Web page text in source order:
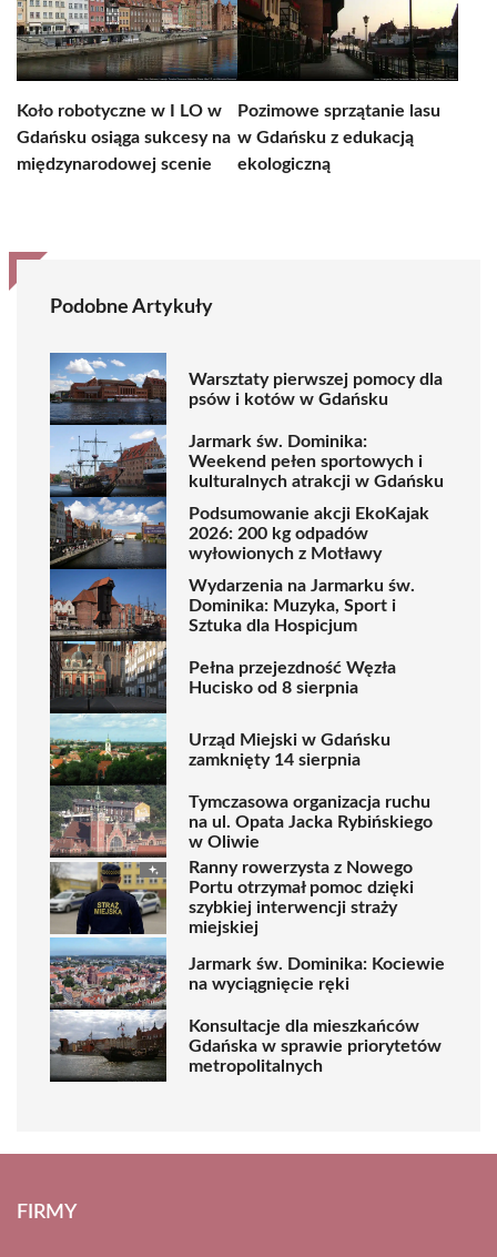
Koło robotyczne w I LO w
Gdańsku osiąga sukcesy na
międzynarodowej scenie
Pozimowe sprzątanie lasu
w Gdańsku z edukacją
ekologiczną
Podobne Artykuły
Warsztaty pierwszej pomocy dla
psów i kotów w Gdańsku
Jarmark św. Dominika:
Weekend pełen sportowych i
kulturalnych atrakcji w Gdańsku
Podsumowanie akcji EkoKajak
2026: 200 kg odpadów
wyłowionych z Motławy
Wydarzenia na Jarmarku św.
Dominika: Muzyka, Sport i
Sztuka dla Hospicjum
Pełna przejezdność Węzła
Hucisko od 8 sierpnia
Urząd Miejski w Gdańsku
zamknięty 14 sierpnia
Tymczasowa organizacja ruchu
na ul. Opata Jacka Rybińskiego
w Oliwie
Ranny rowerzysta z Nowego
Portu otrzymał pomoc dzięki
szybkiej interwencji straży
miejskiej
Jarmark św. Dominika: Kociewie
na wyciągnięcie ręki
Konsultacje dla mieszkańców
Gdańska w sprawie priorytetów
metropolitalnych
FIRMY